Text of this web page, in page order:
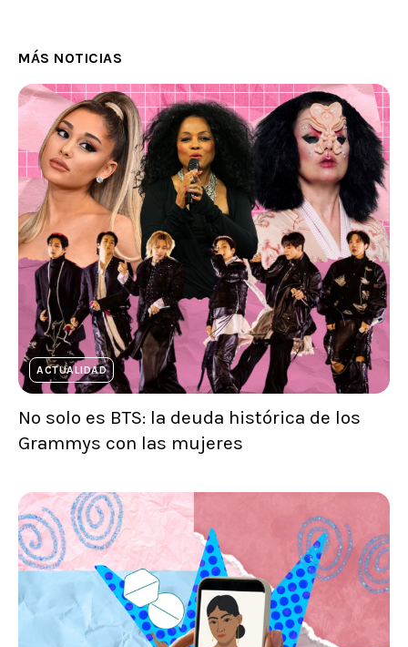
MÁS NOTICIAS
ACTUALIDAD
No solo es BTS: la deuda histórica de los
Grammys con las mujeres